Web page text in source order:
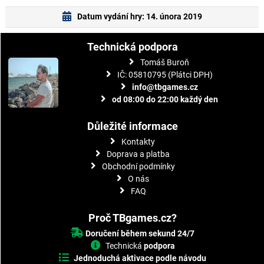
Datum vydání hry: 14. února 2019
Technická podpora
Tomáš Buroň
IČ: 05810795 (Plátci DPH)
info@tbgames.cz
od 08:00 do 22:00 každý den
Důležité informace
Kontakty
Doprava a platba
Obchodní podmínky
O nás
FAQ
Proč TBgames.cz?
Doručení během sekund 24/7
Technická podpora
Jednoduchá aktivace podle návodu